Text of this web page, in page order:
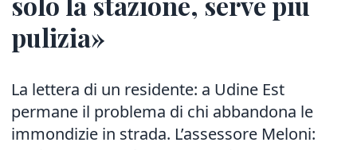
pulizia»
La lettera di un residente: a Udine Est
permane il problema di chi abbandona le
immondizie in strada. L’assessore Meloni: